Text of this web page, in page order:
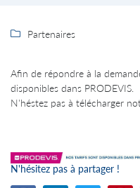
l'adresse email indiqué ci-dessus.
le formulaire de désinscription
 Partenaires
Afin de répondre à la
disponibles dans PRODEVIS.
N'héstez pas à télécharger
N'hésitez pas à partager !